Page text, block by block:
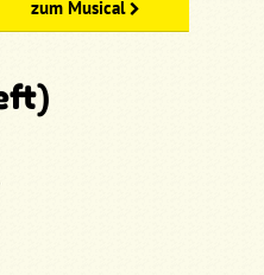
zum Musical